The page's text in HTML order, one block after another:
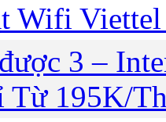
Wifi Viettel
3 –
Từ 195K/